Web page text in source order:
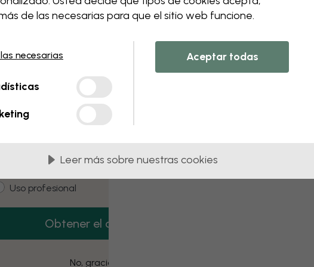
this component. Please contact customer
de las necesarias para que el sitio web funcione.
necesarias Aceptar todas
Leer más sobre nuestras cookies
3 muestras gratis
3 muestras de papel pintado gratis.
Uso profesional
Obtener el código
No, gracias